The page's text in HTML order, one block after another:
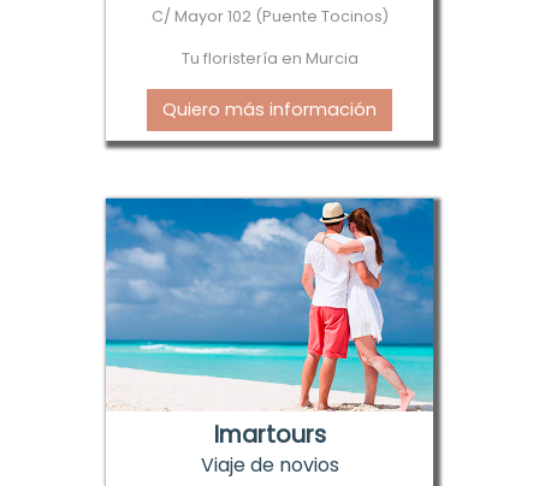
C/ Mayor 102 (Puente Tocinos)
Tu floristería en Murcia
Quiero más información
Imartours
Viaje de novios